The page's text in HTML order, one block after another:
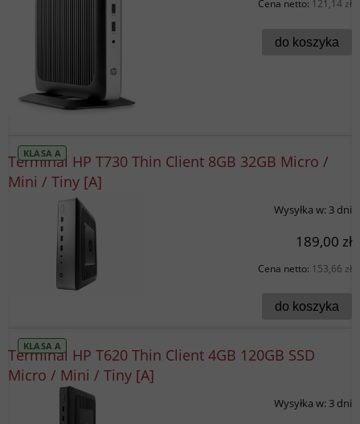
Cena netto: 121,14 zł
do koszyka
Terminal HP T730 Thin Client 8GB 32GB Micro /
Mini / Tiny [A]
KLASA A
Wysyłka w: 3 dni
189,00 zł
Cena netto: 153,66 zł
do koszyka
Terminal HP T620 Thin Client 4GB 120GB SSD
Micro / Mini / Tiny [A]
KLASA A
Wysyłka w: 3 dni